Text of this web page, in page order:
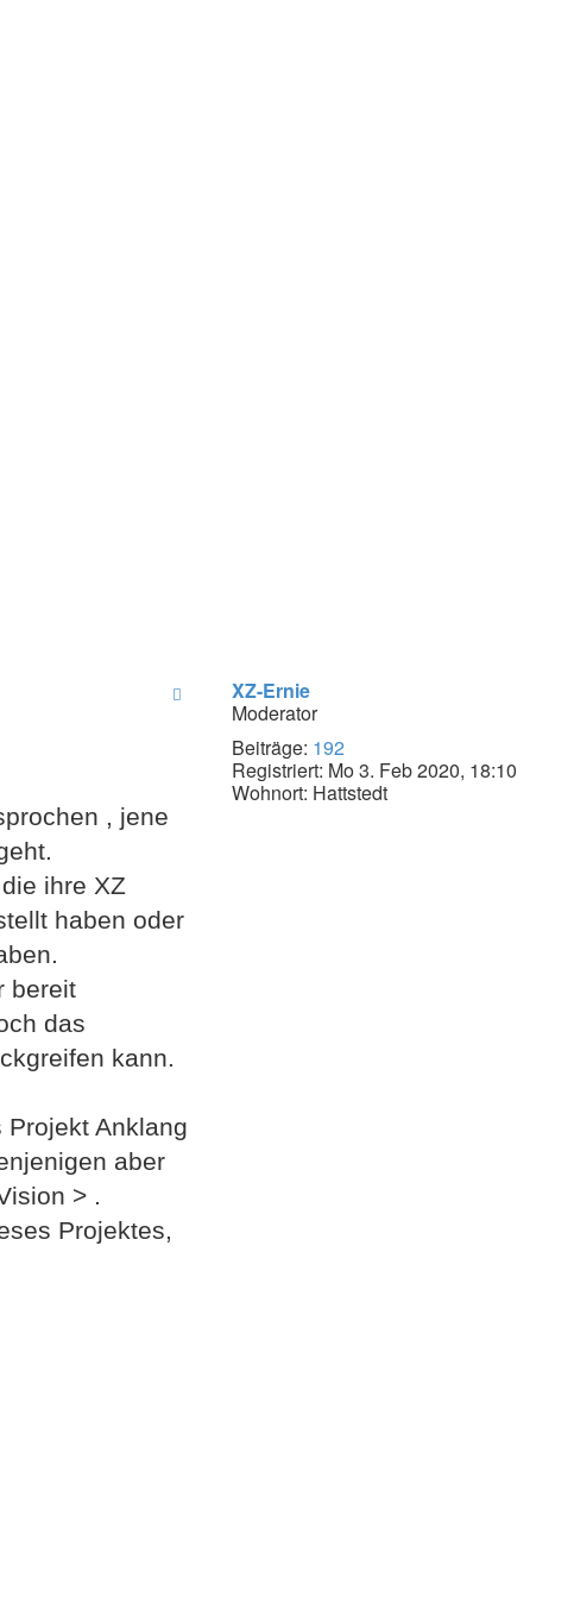
XZ-Ernie
Moderator
Beiträge: 192
Registriert: Mo 3. Feb 2020, 18:10
Wohnort: Hattstedt
, jene
ihre XZ
haben oder
bereit
das
kann.
Anklang
aber
> .
Projektes,